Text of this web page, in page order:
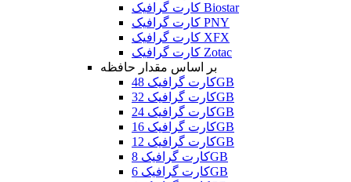
کارت گرافیک Biostar
کارت گرافیک PNY
کارت گرافیک XFX
کارت گرافیک Zotac
بر اساس مقدار حافظه
کارت گرافیک 48GB
کارت گرافیک 32GB
کارت گرافیک 24GB
کارت گرافیک 16GB
کارت گرافیک 12GB
کارت گرافیک 8GB
کارت گرافیک 6GB